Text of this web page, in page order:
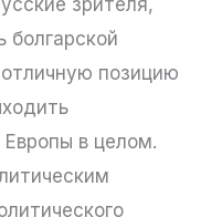
позицию
в целом.